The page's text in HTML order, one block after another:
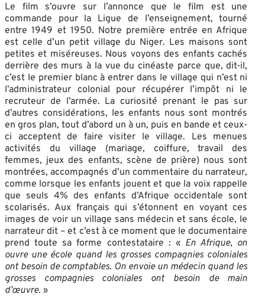
Le film s’ouvre sur l’annonce que le film est une
commande pour la Ligue de l’enseignement, tourné
entre 1949 et 1950. Notre première entrée en Afrique
est celle d’un petit village du Niger. Les maisons sont
petites et miséreuses. Nous voyons des enfants cachés
derrière des murs à la vue du cinéaste parce que, dit-il,
c’est le premier blanc à entrer dans le village qui n’est ni
l’administrateur colonial pour récupérer l’impôt ni le
recruteur de l’armée. La curiosité prenant le pas sur
d’autres considérations, les enfants nous sont montrés
en gros plan, tout d’abord un à un, puis en bande et ceux-
ci acceptent de faire visiter le village. Les menues
activités du village (mariage, coiffure, travail des
femmes, jeux des enfants, scène de prière) nous sont
montrées, accompagnés d’un commentaire du narrateur,
comme lorsque les enfants jouent et que la voix rappelle
que seuls 4% des enfants d’Afrique occidentale sont
scolarisés. Aux français qui s’étonnent en voyant ces
images de voir un village sans médecin et sans école, le
narrateur dit – et c’est à ce moment que le documentaire
prend toute sa forme contestataire : « En Afrique, on
ouvre une école quand les grosses compagnies coloniales
ont besoin de comptables. On envoie un médecin quand les
grosses compagnies coloniales ont besoin de main
d’œuvre. »